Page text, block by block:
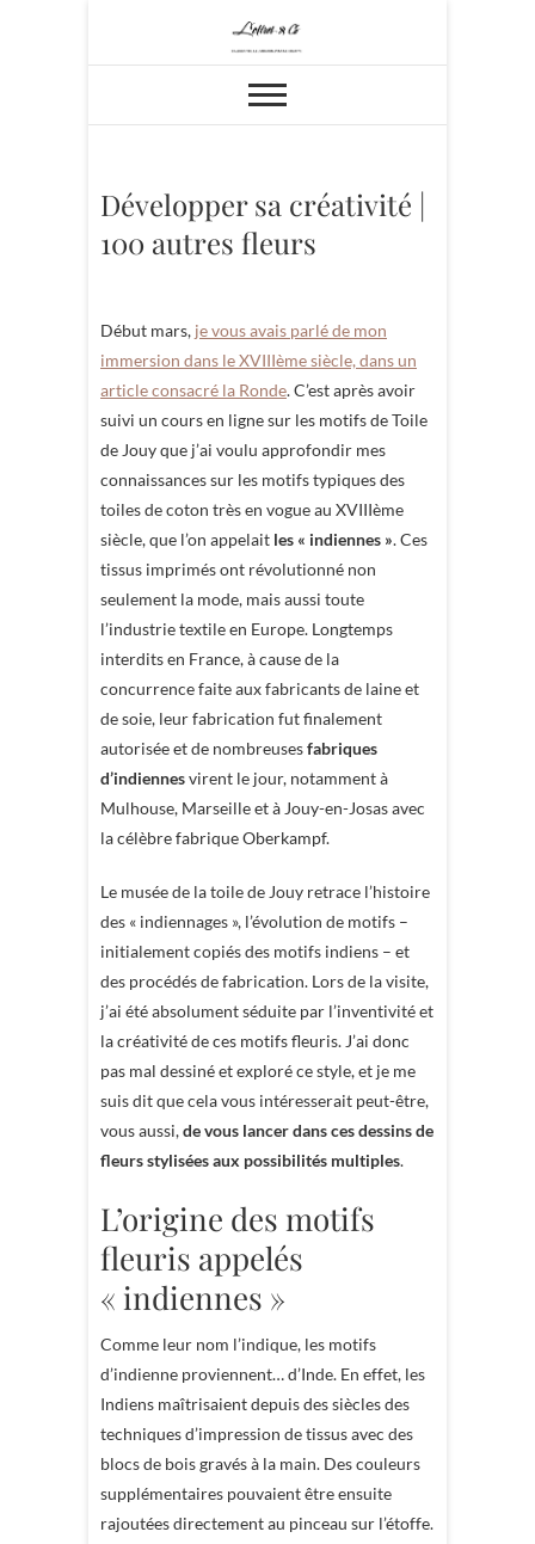
Développer sa créativité |
100 autres fleurs
Début mars, je vous avais parlé de mon
immersion dans le XVIIIème siècle, dans un
article consacré la Ronde. C’est après avoir
suivi un cours en ligne sur les motifs de Toile
de Jouy que j’ai voulu approfondir mes
connaissances sur les motifs typiques des
toiles de coton très en vogue au XVIIIème
siècle, que l’on appelait les « indiennes ». Ces
tissus imprimés ont révolutionné non
seulement la mode, mais aussi toute
l’industrie textile en Europe. Longtemps
interdits en France, à cause de la
concurrence faite aux fabricants de laine et
de soie, leur fabrication fut finalement
autorisée et de nombreusesfabriques
d’indiennesvirent le jour, notamment à
Mulhouse, Marseille et à Jouy-en-Josas avec
la célèbre fabrique Oberkampf.
Le musée de la toile de Jouy retrace l’histoire
des « indiennages », l’évolution de motifs –
initialement copiés des motifs indiens – et
des procédés de fabrication. Lors de la visite,
j’ai été absolument séduite par l’inventivité et
la créativité de ces motifs fleuris. J’ai donc
pas mal dessiné et exploré ce style, et je me
suis dit que cela vous intéresserait peut-être,
vous aussi,de vous lancer dans ces dessins de
fleurs stylisées aux possibilités multiples.
L’origine des motifs
fleuris appelés
« indiennes »
Comme leur nom l’indique, les motifs
d’indienne proviennent… d’Inde. En effet, les
Indiens maîtrisaient depuis des siècles des
techniques d’impression de tissus avec des
blocs de bois gravés à la main. Des couleurs
supplémentaires pouvaient être ensuite
rajoutées directement au pinceau sur l’étoffe.